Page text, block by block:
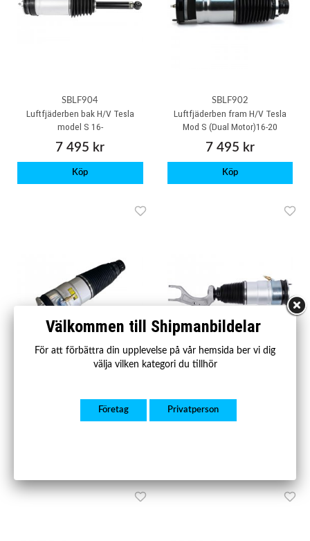
SBLF904
Luftfjäderben bak H/V Tesla
model S 16-
7 495 kr
Köp
SBLF902
Luftfjäderben fram H/V Tesla
Mod S (Dual Motor)16-20
7 495 kr
Köp
Luftfjäder H/V fram Tesla Model
S (Dual Motor) 11-16
Luftfjäderben V/H fram Tesla
Model S (Dual Motor) 11-16
Välkommen till Shipmanbildelar
För att förbättra din upplevelse på vår hemsida ber vi dig
välja vilken kategori du tillhör
Företag Privatperson